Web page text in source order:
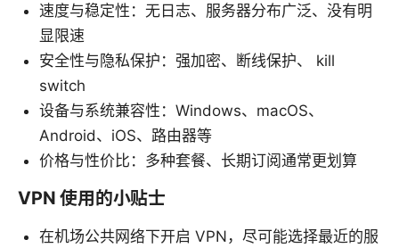
速度与稳定性：无日志、服务器分布广泛、没有明
显限速
安全性与隐私保护：强加密、断线保护、 kill
switch
设备与系统兼容性：Windows、macOS、
Android、iOS、路由器等
价格与性价比：多种套餐、长期订阅通常更划算
VPN 使用的小贴士
在机场公共网络下开启 VPN，尽可能选择最近的服